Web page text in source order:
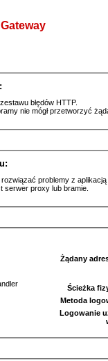
błędów HTTP.
nie mógł przetworzyć
problemy z
serwer proxy lub bramie.
Żądany
Ścieżka
Metoda
Logowanie